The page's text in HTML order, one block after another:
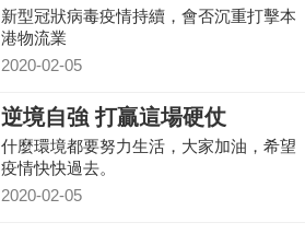
新型冠狀病毒疫情持續，會否沉重打擊本
港物流業
2020-02-05
逆境自強 打贏這場硬仗
什麼環境都要努力生活，大家加油，希望
疫情快快過去。
2020-02-05